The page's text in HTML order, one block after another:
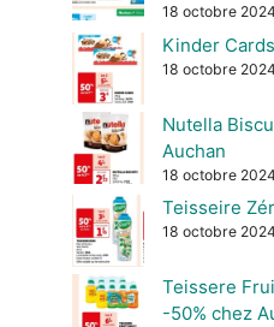
18 octobre 2024
Kinder
18 octobre 2024
Nutella
Auchan
18 octobre 2024
Teisseire
18 octobre 2024
Teissere
-50% chez